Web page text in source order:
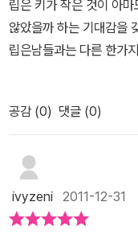
립은 키가 작은 것이 아
않았을까 하는 기대감을
립은남들과는 다른 한가
있는 왠지 모르게 쓸쓸
때쯤의 아이들이 가지는
가지 엉뚱하고 황당한 사
뜻한 이야기다. 누구든
바지 주머니에 넣어 다니
게도대체 어떤 황당하고
공감 (0) 댓글 (0)
ivyzeni 2011-12-31